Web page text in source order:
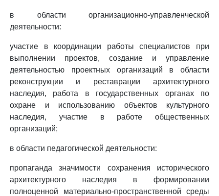
в области организационно-управленческой
деятельности:
участие в координации работы специалистов при
выполнении проектов, создание и управление
деятельностью проектных организаций в области
реконструкции и реставрации архитектурного
наследия, работа в государственных органах по
охране и использованию объектов культурного
наследия, участие в работе общественных
организаций;
в области педагогической деятельности:
пропаганда значимости сохранения исторического
архитектурного наследия в формировании
полноценной материально-пространственной среды